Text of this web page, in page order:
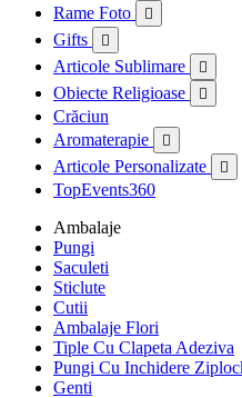
Rame Foto 
Gifts 
Articole Sublimare 
Obiecte Religioase 
Crăciun
Aromaterapie

Articole Personalizate 
TopEvents360
Ambalaje
Pungi
Saculeti
Sticlute
Cutii
Ambalaje Flori
Tiple Cu Clapeta Adeziva
Pungi Cu Inchidere
Genti